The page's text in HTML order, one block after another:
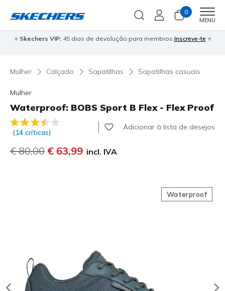
0
MENU
⭐ Skechers VIP:45 dias de devolução para membros Inscreve-te ⭐
Mulher Calçado Sapatilhas Sapatilhas casuais
Mulher
Waterproof: BOBS Sport B Flex - Flex Proof
3$3 de 5 – Classificação do cliente
(14 críticas)
Adicionar à lista de desejos
Preço com desconto de
€ 80,00 para
€ 63,99 incl. IVA
Waterproof